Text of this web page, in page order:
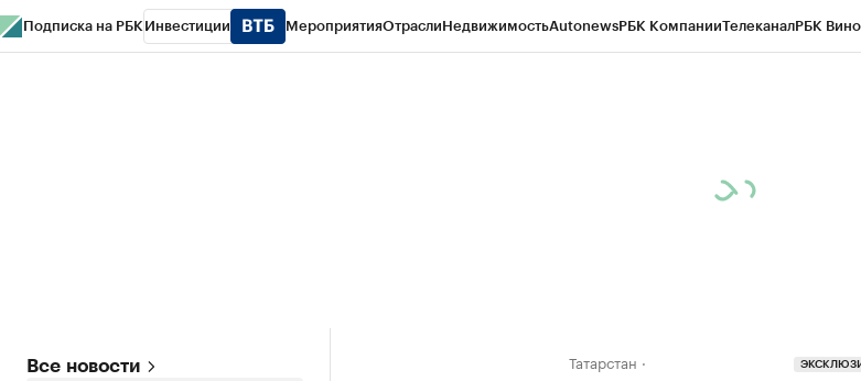
Подписка на РБК Инвестиции МероприятияОтраслиНедвижимостьAutonewsРБК КомпанииТелеканалРБК Вино
Все новости Татарстан